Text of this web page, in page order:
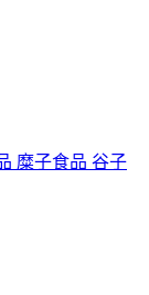
糜子食品 谷子